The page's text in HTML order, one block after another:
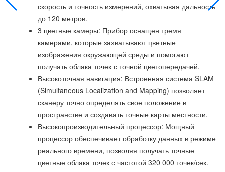
скорость и точность измерений, охватывая дальность
до 120 метров.
3 цветные камеры: Прибор оснащен тремя
камерами, которые захватывают цветные
изображения окружающей среды и помогают
получать облака точек с точной цветопередачей.
Высокоточная навигация: Встроенная система SLAM
(Simultaneous Localization and Mapping) позволяет
сканеру точно определять свое положение в
пространстве и создавать точные карты местности.
Высокопроизводительный процессор: Мощный
процессор обеспечивает обработку данных в режиме
реального времени, позволяя получать точные
цветные облака точек с частотой 320 000 точек/сек.